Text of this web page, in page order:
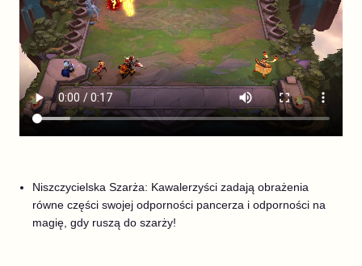
Niszczycielska Szarża: Kawalerzyści zadają obrażenia
równe części swojej odporności pancerza i odporności na
magię, gdy ruszą do szarży!